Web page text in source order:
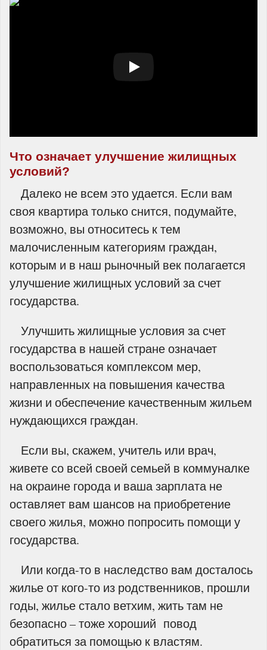
Что означает улучшение жилищных
условий?
Далеко не всем это удается. Если вам
своя квартира только снится, подумайте,
возможно, вы относитесь к тем
малочисленным категориям граждан,
которым и в наш рыночный век полагается
улучшение жилищных условий за счет
государства.
Улучшить жилищные условия за счет
государства в нашей стране означает
воспользоваться комплексом мер,
направленных на повышения качества
жизни и обеспечение качественным жильем
нуждающихся граждан.
Если вы, скажем, учитель или врач,
живете со всей своей семьей в коммуналке
на окраине города и ваша зарплата не
оставляет вам шансов на приобретение
своего жилья, можно попросить помощи у
государства.
Или когда-то в наследство вам досталось
жилье от кого-то из родственников, прошли
годы, жилье стало ветхим, жить там не
безопасно – тоже хороший повод
обратиться за помощью к властям.